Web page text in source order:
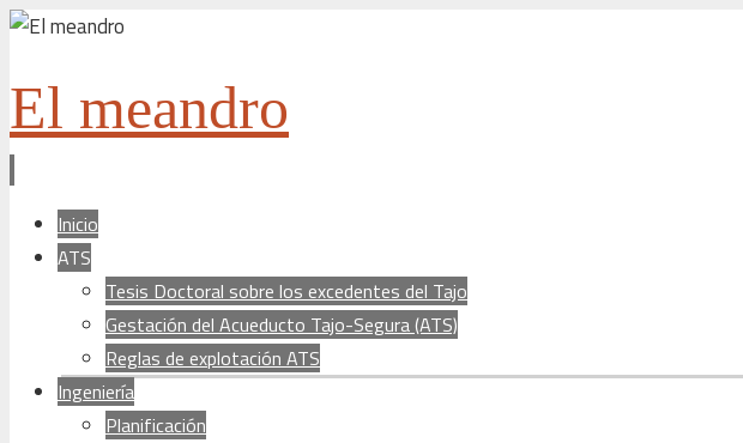
El meandro
contenido
Inicio
ATS
Tesis Doctoral sobre los excedentes del Tajo
Gestación del Acueducto Tajo-Segura (ATS)
Reglas de explotación ATS
Ingeniería
Planificación